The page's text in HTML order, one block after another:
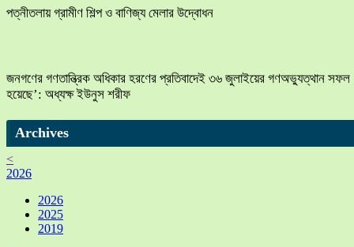
পত্নীতলায় গ্রামীণ শিল্প ও বাণিজ্য মেলার উদ্বোধন
জনগণের গণতান্ত্রিক অধিকার হরণের প্রতিবাদেই ৩৬ জুলাইয়ের গণঅভ্যুত্থান সফল
হয়েছে’: অধ্যক্ষ ইউনুস শরীফ
Archives
<
2026
2026
2025
2019